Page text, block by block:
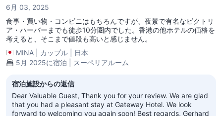
Area General Manager Marco Polo Hotels - Hong Kong
6月 03, 2025
食事・買い物・コンビニはもちろんですが、夜景で有名なビクトリ
ア・ハーバーまでも徒歩10分圏内でした。香港の他ホテルの価格を
考えると、そこまで値段も高いと感じません。
MINA
カップル
日本
5月 2025に宿泊 | スーペリアルーム
宿泊施設からの返信
Dear Valuable Guest, Thank you for your review. We are glad
that you had a pleasant stay at Gateway Hotel. We look
forward to welcoming you again soon! Best regards, Gerhard